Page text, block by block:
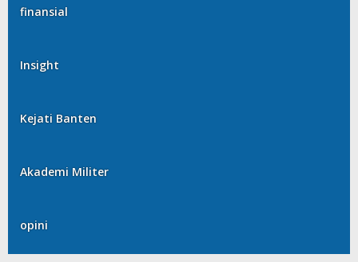
finansial
Insight
Kejati Banten
Akademi Militer
opini